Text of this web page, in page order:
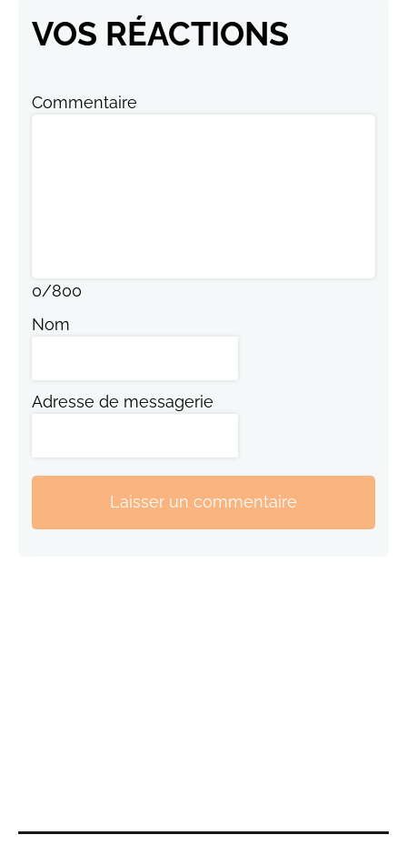
VOS RÉACTIONS
Commentaire
0/800
Nom
Adresse de messagerie
Laisser un commentaire